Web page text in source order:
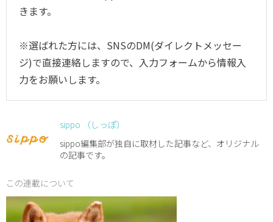
きます。
※選ばれた方には、SNSのDM(ダイレクトメッセー
ジ)で直接連絡しますので、入力フォームから情報入
力をお願いします。
sippo （しっぽ）
sippo編集部が独自に取材した記事など、オリジナル
の記事です。
この連載について